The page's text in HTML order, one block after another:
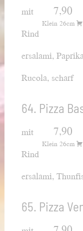
7,90
Klein 26cm
mit
Rind
ersalami,
Rucola, scharf
64. Pizza
7,90
Klein 26cm
mit
Rind
ersalami,
65. Pizza